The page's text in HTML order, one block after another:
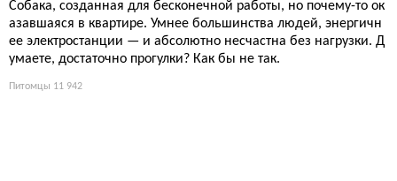
Собака, созданная для бесконечной работы, но почему-то ок
азавшаяся в квартире. Умнее большинства людей, энергичн
ее электростанции — и абсолютно несчастна без нагрузки. Д
умаете, достаточно прогулки? Как бы не так.
Питомцы 11 942